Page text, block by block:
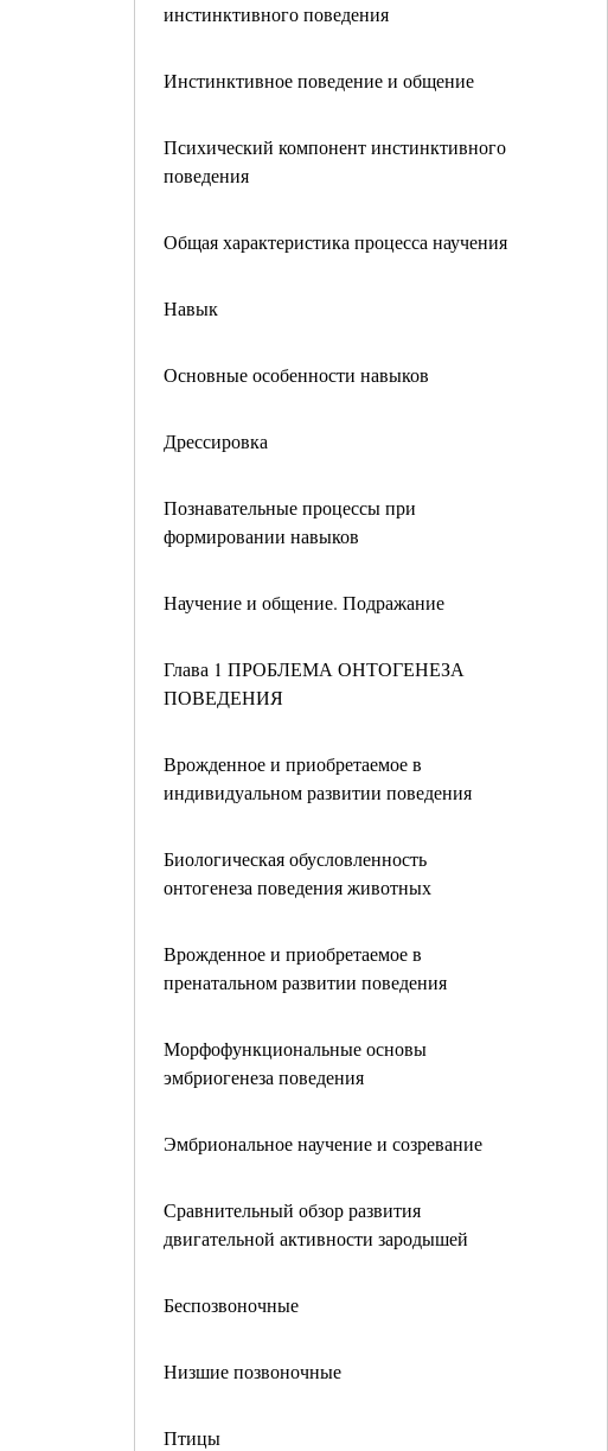
инстинктивного поведения
Инстинктивное поведение и общение
Психический компонент инстинктивного
поведения
Общая характеристика процесса научения
Навык
Основные особенности навыков
Дрессировка
Познавательные процессы при
формировании навыков
Научение и общение. Подражание
Глава 1 ПРОБЛЕМА ОНТОГЕНЕЗА
ПОВЕДЕНИЯ
Врожденное и приобретаемое в
индивидуальном развитии поведения
Биологическая обусловленность
онтогенеза поведения животных
Врожденное и приобретаемое в
пренатальном развитии поведения
Морфофункциональные основы
эмбриогенеза поведения
Эмбриональное научение и созревание
Сравнительный обзор развития
двигательной активности зародышей
Беспозвоночные
Низшие позвоночные
Птицы